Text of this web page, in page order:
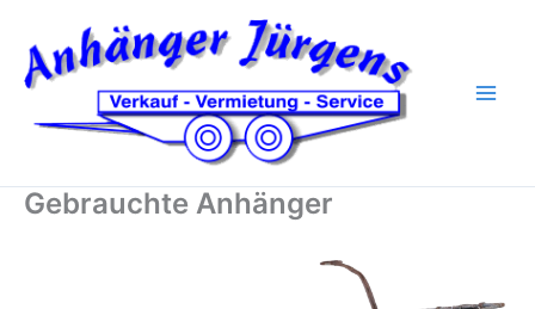
Inhalt
springen
Gebrauchte Anhänger